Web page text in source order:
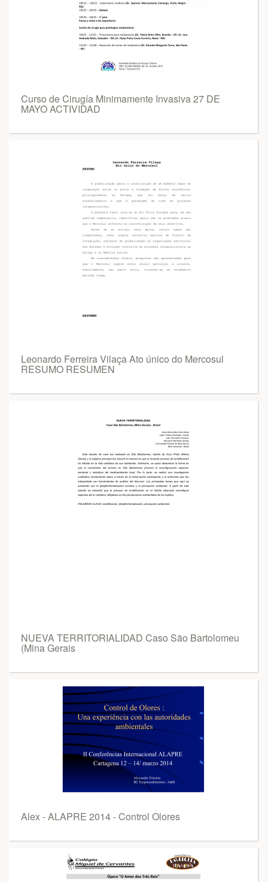
Curso de Cirugía Minimamente Invasiva 27 DE
MAYO ACTIVIDAD
Leonardo Ferreira Vilaça Ato único do Mercosul
RESUMO RESUMEN
NUEVA TERRITORIALIDAD Caso São Bartolomeu
(Mina Gerais
Alex - ALAPRE 2014 - Control Olores